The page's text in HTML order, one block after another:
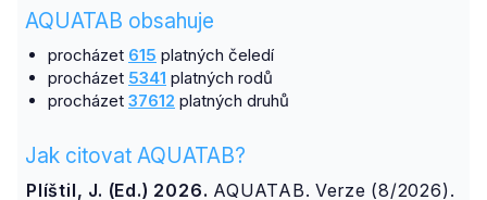
AQUATAB obsahuje
procházet 615 platných čeledí
procházet 5341 platných rodů
procházet 37612 platných druhů
Jak citovat AQUATAB?
Plíštil, J. (Ed.) 2026. AQUATAB. Verze (8/2026).